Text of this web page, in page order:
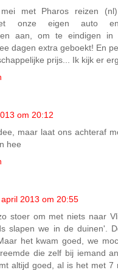
met Pharos reizen
onze eigen auto
aan, om te eindigen
dagen extra geboekt! En
prijs... Ik kijk er
om 20:12
maar laat ons achteraf
hee
april 2013 om 20:55
stoer om met niets naar
slapen we in de duinen'.
het kwam goed, we
die zelf bij iemand
altijd goed, al is het met 7